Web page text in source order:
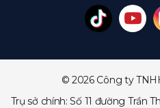
© 2026 Công ty
Trụ sở chính: Số 11 đường Trần